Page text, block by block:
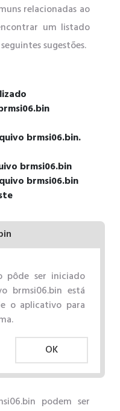
relacionadas ao
um listado
sugestões.
brmsi06.bin.
brmsi06.bin
brmsi06.bin
pôde ser iniciado
brmsi06.bin está
o aplicativo para
OK
podem ser